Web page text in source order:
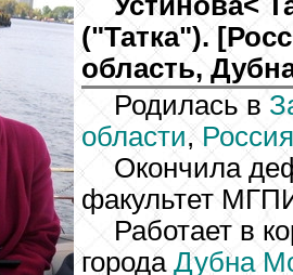
("Татка").
область,
Родилась в
области, Россия
Окончила
факультет
Работает в
города Дубна